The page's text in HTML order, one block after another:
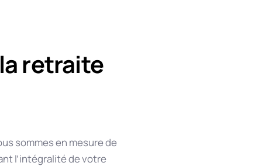
retraite
sommes en mesure de
l’intégralité de votre